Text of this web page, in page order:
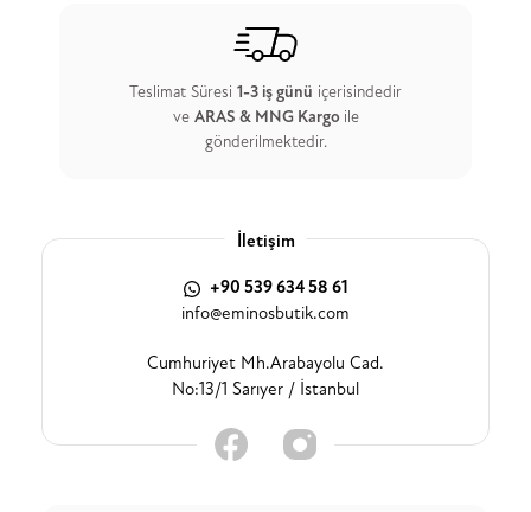
Teslimat Süresi 1-3 iş günü içerisindedir
ve ARAS & MNG Kargo ile
gönderilmektedir.
İletişim
+90 539 634 58 61
info@eminosbutik.com
Cumhuriyet Mh.Arabayolu Cad.
No:13/1 Sarıyer / İstanbul